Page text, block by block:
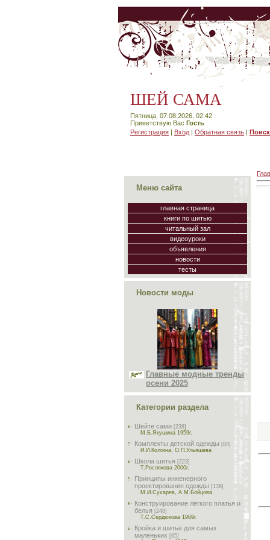
ШЕЙ САМА
Пятница, 07.08.2026, 02:42
Приветствую Вас Гость
Регистрация | Вход | Обратная связь |
Меню сайта
главная страница
книги по шитью
читальный зал
видеоуроки
объявления
новости
тесты
Новости моды
Главные модные тренды
осени 2025
Категории раздела
Шейте сами [238]
М.Б.Якушина 1959г.
Комплекты детской одежды [84]
И.И.Колгина, О.П.Ульяшева
Школа шитья [223]
Т.Рослякова 2000г.
Принципы инженерного
проектирования одежды [136]
М.И.Сухарев, А.М.Бойцова
Конструирование лёгкого платья и
белья [248]
Т.С.Сердюкова 1969г.
Кройка и шитьё для самых
маленьких [65]